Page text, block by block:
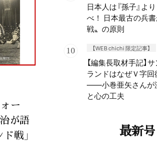
ー
が語
戦」
日本人は『孫子』よ
べ！ 日本最古の兵
戦〟の原則
【WEB chichi 限定記事】
【編集長取材手記】
ランドはなぜＶ字
——小巻亜矢さんが
と心の工夫
最新号